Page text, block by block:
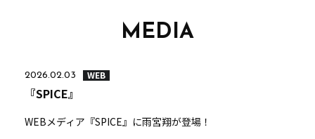
MEDIA
2026.02.03 WEB
『SPICE』
WEBメディア『SPICE』に雨宮翔が登場！